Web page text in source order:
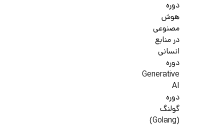
دوره
هوش
مصنوعی
در منابع
انسانی
دوره
Generative
AI
دوره
گولنگ
(Golang)